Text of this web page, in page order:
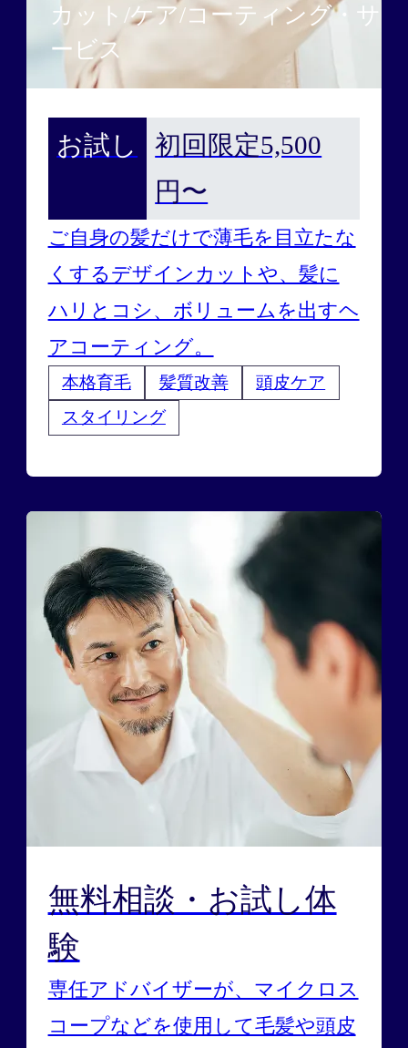
カット/ケア/コーティング・サ
ービス
お試し
初回限定5,500
円〜
ご自身の髪だけで薄毛を目立たな
くするデザインカットや、髪に
ハリとコシ、ボリュームを出すヘ
アコーティング。
本格育毛 髪質改善
頭皮ケア
スタイリング
無料相談・お試し体
験
専任アドバイザーが、マイクロス
コープなどを使用して毛髪や頭皮